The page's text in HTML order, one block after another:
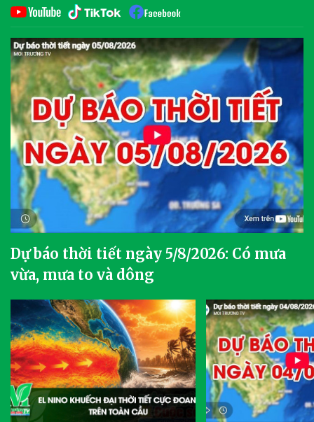
Dự báo thời tiết ngày 5/8/2026: Có mưa
vừa, mưa to và dông